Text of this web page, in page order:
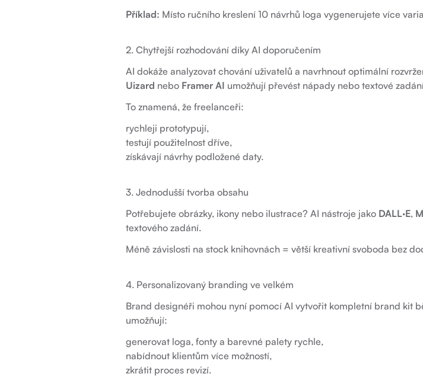
Příklad: Místo ručního kreslení 10 návrhů loga vygenerujete více
2. Chytřejší rozhodování díky AI doporučením
AI dokáže analyzovat chování uživatelů a navrhnout optimální
Uizard nebo Framer AI umožňují převést nápady nebo textové
To znamená, že freelanceři:
rychleji prototypují,
testují použitelnost dříve,
získávají návrhy podložené daty.
3. Jednodušší tvorba obsahu
Potřebujete obrázky, ikony nebo ilustrace? AI nástroje jako DALL·E,
textového zadání.
Méně závislosti na stock knihovnách = větší kreativní svoboda bez
4. Personalizovaný branding ve velkém
Brand designéři mohou nyní pomocí AI vytvořit kompletní brand kit
umožňují:
generovat loga, fonty a barevné palety rychle,
nabídnout klientům více možností,
zkrátit proces revizí.